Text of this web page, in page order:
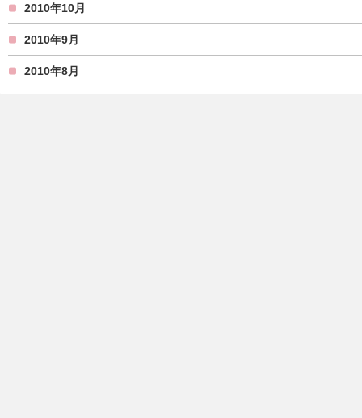
2010年10月
2010年9月
2010年8月